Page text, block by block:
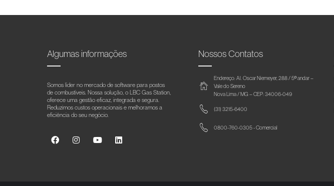
Algumas informações
Somos líder no mercado de software para postos
de combustíveis. Nossa solução, o LBC Gas Station,
oferece uma gestão eficaz, integrada e segura.
Reduzimos custos operacionais e melhoramos a
eficiência do seu negócio.
Nossos Contatos
Endereço: Al. Oscar Niemeyer, 288 / 5º andar –
Vale do Sereno
Nova Lima / MG – CEP: 34006-049
(31) 3215-6400
0800-760-0305 - Comercial